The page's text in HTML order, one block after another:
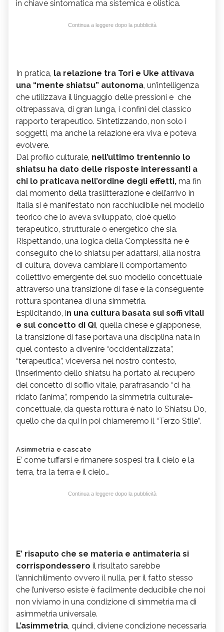
in chiave sintomatica ma sistemica e olistica.
Continua a leggere dopo la pubblicità
In pratica, la relazione tra Tori e Uke attivava
una “mente shiatsu” autonoma , un’intelligenza
che utilizzava il linguaggio delle pressioni e che
oltrepassava, di gran lunga, i confini del classico
rapporto terapeutico. Sintetizzando, non solo i
soggetti, ma anche la relazione era viva e poteva
evolvere.
Dal profilo culturale, nell’ultimo trentennio lo
shiatsu ha dato delle risposte interessanti a
chi lo praticava nell’ordine degli effetti, ma fin
dal momento della traslitterazione e dell’arrivo in
Italia si è manifestato non racchiudibile nel modello
teorico che lo aveva sviluppato, cioè quello
terapeutico, strutturale o energetico che sia.
Rispettando, una logica della Complessità ne è
conseguito che lo shiatsu per adattarsi, alla nostra
di cultura, doveva cambiare il comportamento
collettivo emergente del suo modello concettuale
attraverso una transizione di fase e la conseguente
rottura spontanea di una simmetria.
Esplicitando, in una cultura basata sui soffi vitali
e sul concetto di Qi , quella cinese e giapponese,
la transizione di fase portava una disciplina nata in
quel contesto a divenire “occidentalizzata”,
“terapeutica”, viceversa nel nostro contesto,
l’inserimento dello shiatsu ha portato al recupero
del concetto di soffio vitale, parafrasando “ci ha
ridato l’anima”, rompendo la simmetria culturale-
concettuale, da questa rottura è nato lo Shiatsu Do,
quello che da qui in poi chiameremo il “Terzo Stile”.
Asimmetria e cascate
E’ come tuffarsi e rimanere sospesi tra il cielo e la
terra, tra la terra e il cielo…
Continua a leggere dopo la pubblicità
E’ risaputo che se materia e antimateria si
corrispondessero il risultato sarebbe
l’annichilimento ovvero il nulla, per il fatto stesso
che l’universo esiste è facilmente deducibile che noi
non viviamo in una condizione di simmetria ma di
asimmetria universale.
L’asimmetria , quindi, diviene condizione necessaria